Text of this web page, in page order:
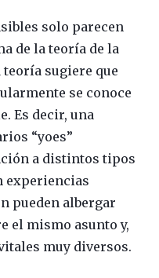
solo parecen
de la teoría de la
teoría sugiere que
se conoce
Es decir, una
“yoes”
a distintos tipos
experiencias
pueden albergar
el mismo asunto y,
muy diversos.